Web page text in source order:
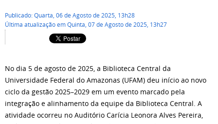
Publicado: Quarta, 06 de Agosto de 2025, 13h28
Última atualização em Quinta, 07 de Agosto de 2025, 13h27
No dia 5 de agosto de 2025, a Biblioteca Central da
Universidade Federal do Amazonas (UFAM) deu início ao novo
ciclo da gestão 2025–2029 em um evento marcado pela
integração e alinhamento da equipe da Biblioteca Central. A
atividade ocorreu no Auditório Carícia Leonora Alves Pereira,